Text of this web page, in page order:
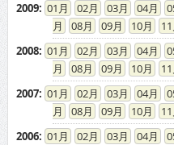
2009: 01 02 03 04
08
09 10 11
2008: 01 02 03 04
08
09 10 11
2007: 01 02 03 04
08
09 10 11
2006: 01 02 03 04